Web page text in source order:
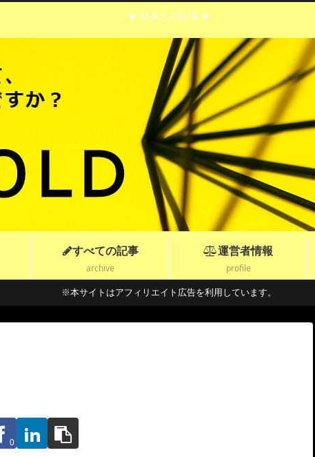
★ 日本人の転職 ★
すべての記事
archive
運営者情報
profile
※本サイトはアフィリエイト広告を利用しています。
0